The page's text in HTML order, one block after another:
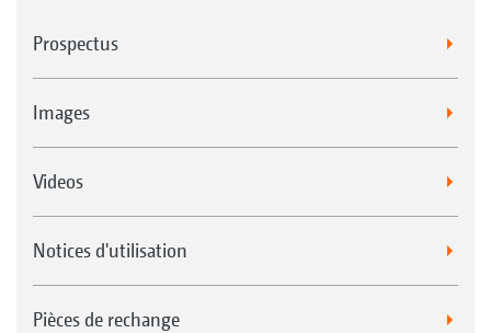
Prospectus
Images
Videos
Notices d'utilisation
Pièces de rechange